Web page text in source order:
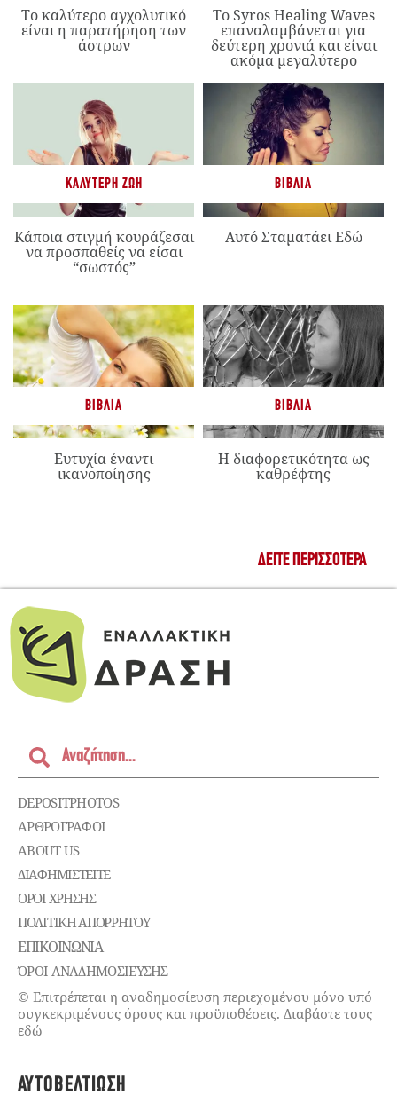
Το καλύτερο αγχολυτικό
είναι η παρατήρηση των
άστρων
Το Syros Healing Waves
επαναλαμβάνεται για
δεύτερη χρονιά και είναι
ακόμα μεγαλύτερο
ΚΑΛΎΤΕΡΗ ΖΩΉ
Κάποια στιγμή κουράζεσαι
να προσπαθείς να είσαι
“σωστός”
ΒΙΒΛΊΑ
Αυτό Σταματάει Εδώ
ΒΙΒΛΊΑ
Ευτυχία έναντι
ικανοποίησης
ΒΙΒΛΊΑ
Η διαφορετικότητα ως
καθρέφτης
ΔΕΊΤΕ ΠΕΡΙΣΣΌΤΕΡΑ
DEPOSITPHOTOS
ΑΡΘΡΟΓΡΑΦΟΙ
ABOUT US
ΔΙΑΦΗΜΙΣΤΕΊΤΕ
ΌΡΟΙ ΧΡΉΣΗΣ
ΠΟΛΙΤΙΚΉ ΑΠΟΡΡΉΤΟΥ
ΕΠΙΚΟΙΝΩΝΊΑ
ΌΡΟΙ ΑΝΑΔΗΜΟΣΙΕΥΣΗΣ
© Επιτρέπεται η αναδημοσίευση περιεχομένου μόνο υπό
συγκεκριμένους όρους και προϋποθέσεις. Διαβάστε τους
εδώ
ΑΥΤΟΒΕΛΤΊΩΣΗ